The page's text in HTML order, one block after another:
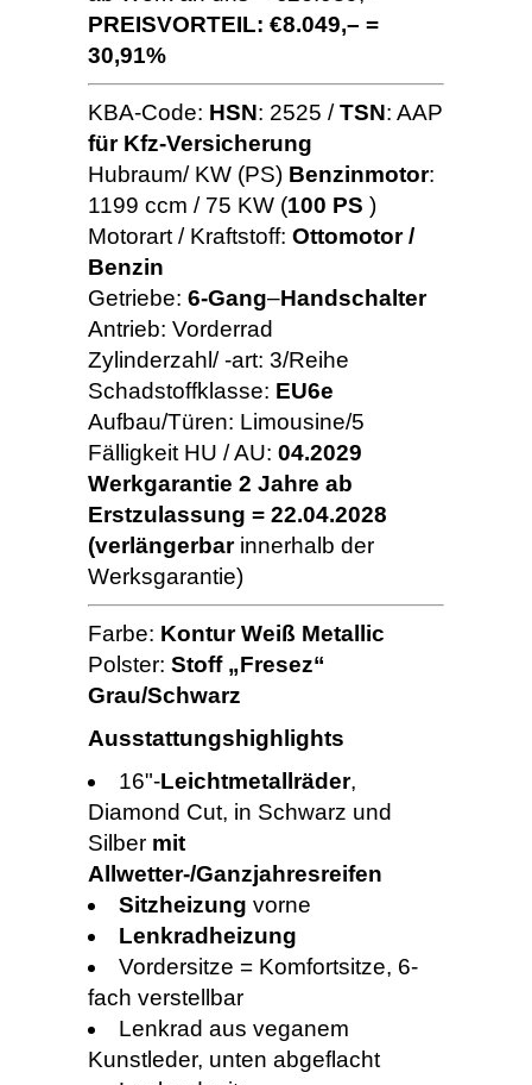
PREISVORTEIL: €8.049,– =
30,91%
KBA-Code: HSN: 2525 /TSN: AAP
für Kfz-Versicherung
Hubraum/ KW (PS) Benzinmotor:
1199 ccm / 75 KW (100 PS )
Motorart / Kraftstoff: Ottomotor /
Benzin
Getriebe: 6-Gang–Handschalter
Antrieb: Vorderrad
Zylinderzahl/ -art: 3/Reihe
Schadstoffklasse: EU6e
Aufbau/Türen: Limousine/5
Fälligkeit HU / AU: 04.2029
Werkgarantie 2 Jahre ab
Erstzulassung = 22.04.2028
(verlängerbar innerhalb der
Werksgarantie)
Farbe: Kontur Weiß Metallic
Polster: Stoff „Fresez“
Grau/Schwarz
Ausstattungshighlights
16"-Leichtmetallräder,
Diamond Cut, in Schwarz und
Silber mit
Allwetter-/Ganzjahresreifen
Sitzheizungvorne
Lenkradheizung
Vordersitze = Komfortsitze, 6-
fach verstellbar
Lenkrad aus veganem
Kunstleder, unten abgeflacht